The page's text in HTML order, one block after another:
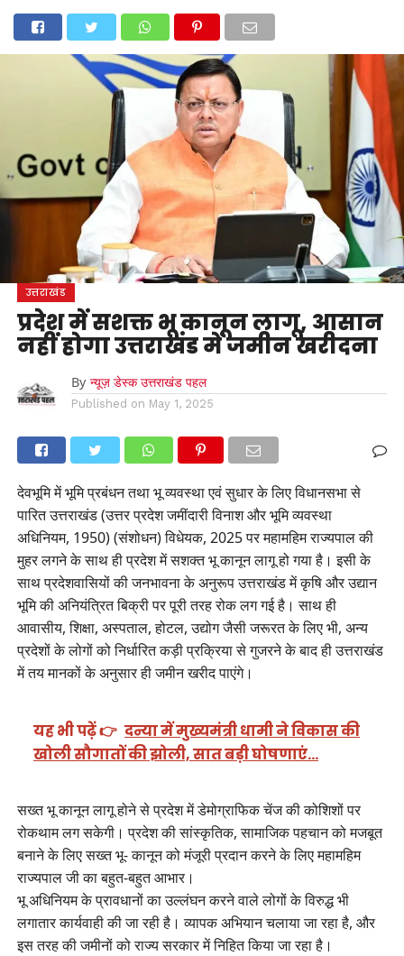
अल्मोड़ाउत्तरकाशीउधम सिंह नगरचंपावत
टिहरी गढ़वाल
पिथौरागढ़पौड़ी गढ़वालबागेश्वर हरिद्वार देश
दुनिया
उत्तराखंड
प्रदेश में सशक्त भू कानून लागू, आसान
नहीं होगा उत्तराखंड में जमीन खरीदना
By न्यूज़ डेस्क उत्तराखंड पहल
Published on May 1, 2025
देवभूमि में भूमि प्रबंधन तथा भू व्यवस्था एवं सुधार के लिए विधानसभा से
पारित उत्तराखंड (उत्तर प्रदेश जमींदारी विनाश और भूमि व्यवस्था
अधिनियम, 1950) (संशोधन) विधेयक, 2025 पर महामहिम राज्यपाल की
मुहर लगने के साथ ही प्रदेश में सशक्त भू कानून लागू हो गया है। इसी के
साथ प्रदेशवासियों की जनभावना के अनुरूप उत्तराखंड में कृषि और उद्यान
भूमि की अनियंत्रित बिक्री पर पूरी तरह रोक लग गई है। साथ ही
आवासीय, शिक्षा, अस्पताल, होटल, उद्योग जैसी जरूरत के लिए भी, अन्य
प्रदेशों के लोगों को निर्धारित कड़ी प्रक्रिया से गुजरने के बाद ही उत्तराखंड
में तय मानकों के अनुसार ही जमीन खरीद पाएंगे।
यह भी पढ़ें 👉 दन्या में मुख्यमंत्री धामी ने विकास की
खोली सौगातों की झोली, सात बड़ी घोषणाएं…
सख्त भू कानून लागू होने से प्रदेश में डेमोग्राफिक चेंज की कोशिशों पर
रोकथाम लग सकेगी। प्रदेश की सांस्कृतिक, सामाजिक पहचान को मजबूत
बनाने के लिए सख्त भू- कानून को मंजूरी प्रदान करने के लिए महामहिम
राज्यपाल जी का बहुत-बहुत आभार।
भू अधिनियम के प्रावधानों का उल्लंघन करने वाले लोगों के विरुद्ध भी
लगातार कार्यवाही की जा रही है। व्यापक अभियान चलाया जा रहा है, और
इस तरह की जमीनों को राज्य सरकार में निहित किया जा रहा है।